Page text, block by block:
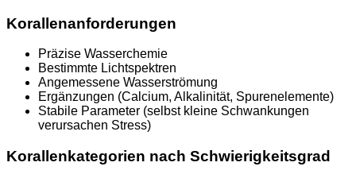
Korallenanforderungen
Präzise Wasserchemie
Bestimmte Lichtspektren
Angemessene Wasserströmung
Ergänzungen (Calcium, Alkalinität, Spurenelemente)
Stabile Parameter (selbst kleine Schwankungen
verursachen Stress)
Korallenkategorien nach Schwierigkeitsgrad